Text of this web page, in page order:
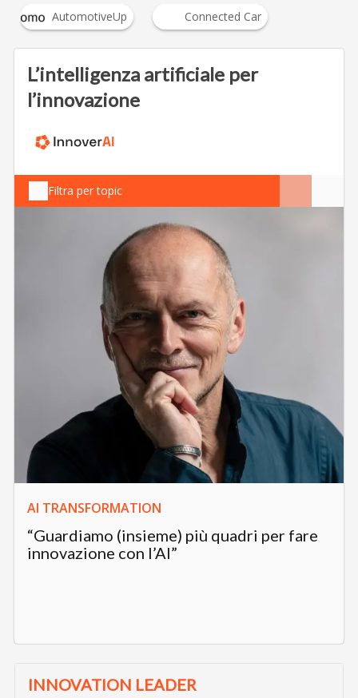
AutomotiveUp Connected Car
L’intelligenza artificiale per
l’innovazione
Filtra per topic
AI TRANSFORMATION
“Guardiamo (insieme) più quadri per fare
innovazione con l’AI”
INNOVATION LEADER